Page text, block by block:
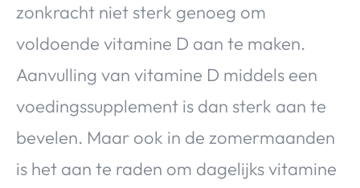
zonkracht niet sterk genoeg om
voldoende vitamine D aan te maken.
Aanvulling van vitamine D middels een
voedingssupplement is dan sterk aan te
bevelen. Maar ook in de zomermaanden
is het aan te raden om dagelijks vitamine